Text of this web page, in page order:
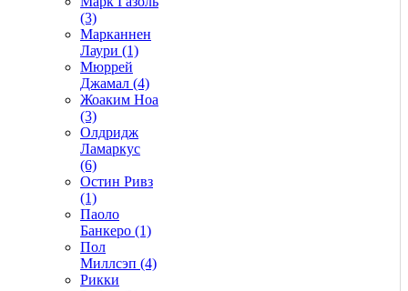
(3)
Марканнен
Лаури (1)
Мюррей
Джамал (4)
Жоаким Ноа
(3)
Олдридж
Ламаркус
(6)
Остин Ривз
(1)
Паоло
Банкеро (1)
Пол
Миллсэп (4)
Рикки